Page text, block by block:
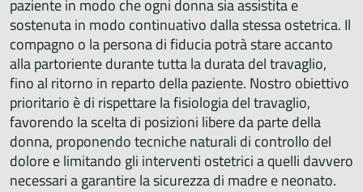
paziente in modo che ogni donna sia assistita e
sostenuta in modo continuativo dalla stessa ostetrica. Il
compagno o la persona di fiducia potrà stare accanto
alla partoriente durante tutta la durata del travaglio,
fino al ritorno in reparto della paziente. Nostro obiettivo
prioritario è di rispettare la fisiologia del travaglio,
favorendo la scelta di posizioni libere da parte della
donna, proponendo tecniche naturali di controllo del
dolore e limitando gli interventi ostetrici a quelli davvero
necessari a garantire la sicurezza di madre e neonato.